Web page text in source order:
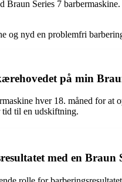
Series 7
og nyd en problemfri
på min
hver 18. måned for
tid til en udskiftning.
med en Braun